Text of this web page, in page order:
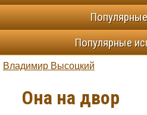
Популярные
Владимир Высоцкий
Она на двор